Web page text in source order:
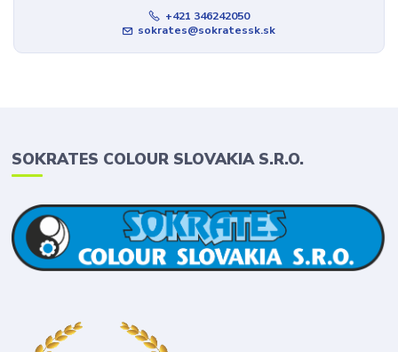
+421 346242050
sokrates@sokratessk.sk
SOKRATES COLOUR SLOVAKIA S.R.O.